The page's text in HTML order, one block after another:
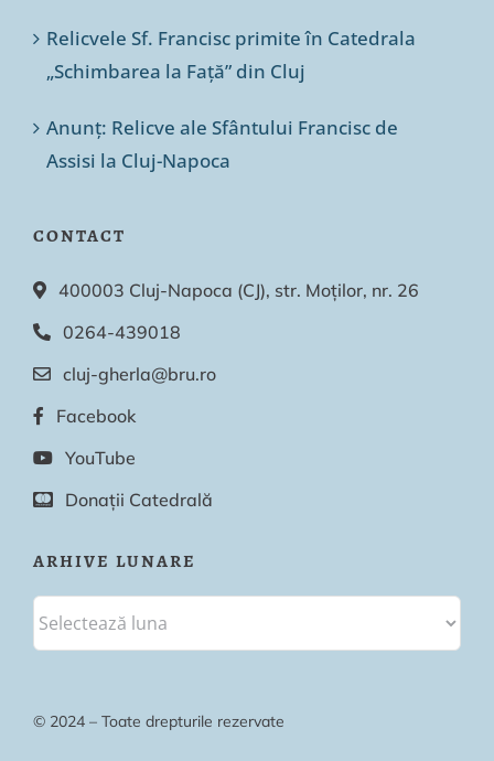
Relicvele Sf. Francisc primite în Catedrala
„Schimbarea la Față” din Cluj
Anunț: Relicve ale Sfântului Francisc de
Assisi la Cluj-Napoca
CONTACT
400003 Cluj-Napoca (CJ), str. Moților, nr. 26
0264-439018
cluj-gherla@bru.ro
Facebook
YouTube
Donații Catedrală
ARHIVE LUNARE
© 2024 – Toate drepturile rezervate